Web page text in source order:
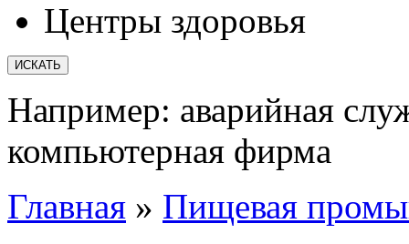
Центры здоровья
Например: аварийная
компьютерная фирма
Главная » Пищевая